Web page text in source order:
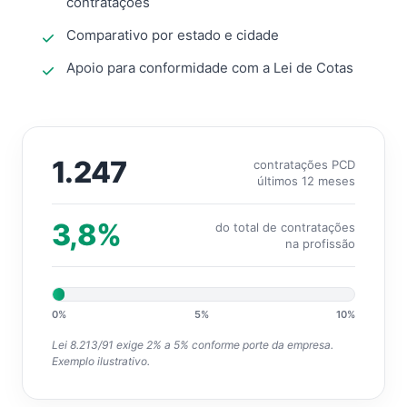
Comparativo por estado e cidade
Apoio para conformidade com a Lei de Cotas
1.247
contratações PCD
últimos 12 meses
3,8%
do total de contratações
na profissão
0% 5% 10%
Lei 8.213/91 exige 2% a 5% conforme porte da empresa.
Exemplo ilustrativo.